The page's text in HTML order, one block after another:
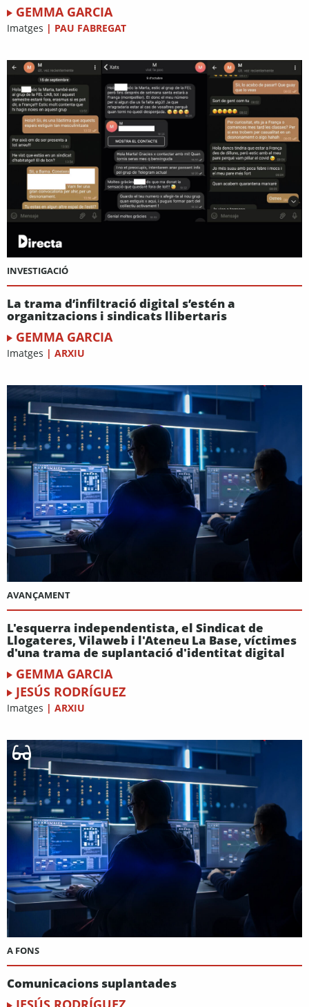
GEMMA GARCIA
Imatges | PAU FABREGAT
INVESTIGACIÓ
La trama d’infiltració digital s’estén a
organitzacions i sindicats llibertaris
GEMMA GARCIA
Imatges | ARXIU
AVANÇAMENT
L'esquerra independentista, el Sindicat de
Llogateres, Vilaweb i l'Ateneu La Base, víctimes
d'una trama de suplantació d'identitat digital
GEMMA GARCIA
JESÚS RODRÍGUEZ
Imatges | ARXIU
A FONS
Comunicacions suplantades